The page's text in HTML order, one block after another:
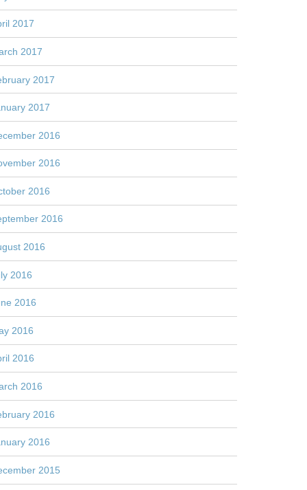
2017
2017
2017
2017
2016
2016
2016
2016
2016
2016
2016
2016
2016
2016
2016
2016
2015